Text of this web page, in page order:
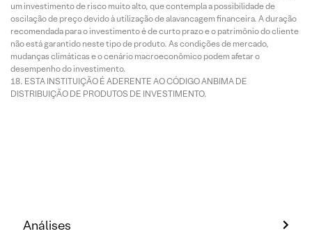
um investimento de risco muito alto, que contempla a possibilidade de
oscilação de preço devido à utilização de alavancagem financeira. A duração
recomendada para o investimento é de curto prazo e o patrimônio do cliente
não está garantido neste tipo de produto. As condições de mercado,
mudanças climáticas e o cenário macroeconômico podem afetar o
desempenho do investimento.
ESTA INSTITUIÇÃO É ADERENTE AO CÓDIGO ANBIMA DE
DISTRIBUIÇÃO DE PRODUTOS DE INVESTIMENTO.
Análises